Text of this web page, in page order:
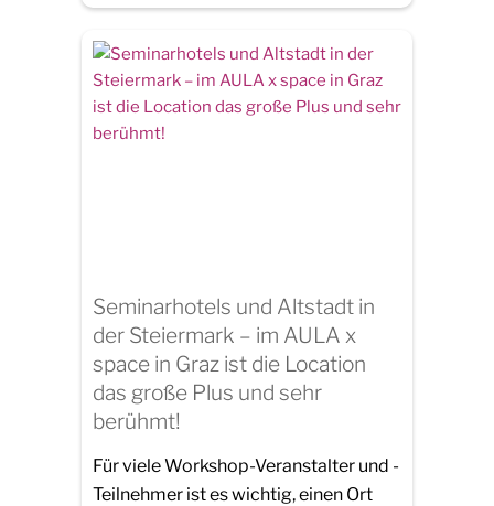
Seminarhotels und Altstadt in
der Steiermark – im AULA x
space in Graz ist die Location
das große Plus und sehr
berühmt!
Für viele Workshop-Veranstalter und -
Teilnehmer ist es wichtig, einen Ort